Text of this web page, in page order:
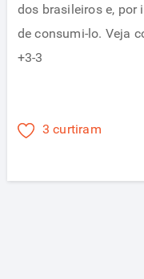
dos brasileiros e, por
de consumi-lo. Veja
+3-3
3 curtiram